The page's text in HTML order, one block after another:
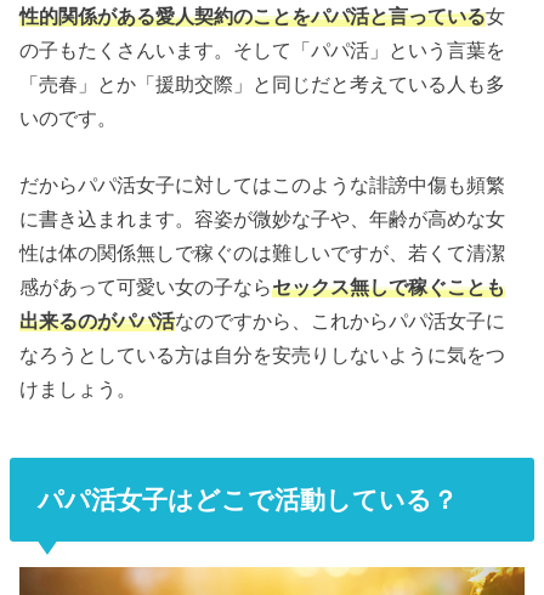
性的関係がある愛人契約のことをパパ活と言っている女
の子もたくさんいます。そして「パパ活」という言葉を
「売春」とか「援助交際」と同じだと考えている人も多
いのです。
だからパパ活女子に対してはこのような誹謗中傷も頻繁
に書き込まれます。容姿が微妙な子や、年齢が高めな女
性は体の関係無しで稼ぐのは難しいですが、若くて清潔
感があって可愛い女の子ならセックス無しで稼ぐことも
出来るのがパパ活なのですから、これからパパ活女子に
なろうとしている方は自分を安売りしないように気をつ
けましょう。
パパ活女子はどこで活動している？